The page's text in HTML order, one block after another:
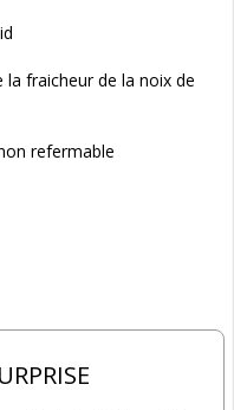
la fraicheur de la noix de
refermable